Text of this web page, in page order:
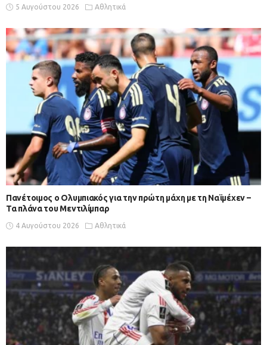
5 Αυγούστου 2026 Αθλητικά
Πανέτοιμος ο Ολυμπιακός για την πρώτη μάχη με τη Ναϊμέχεν –
Τα πλάνα του Μεντιλίμπαρ
4 Αυγούστου 2026 Αθλητικά